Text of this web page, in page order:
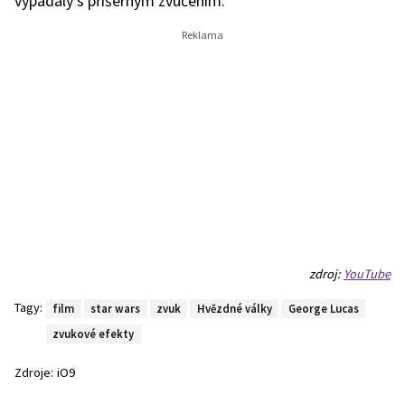
zdroj: YouTube
Tagy: film star wars zvuk Hvězdné války
George Lucas
zvukové efekty
Zdroje: iO9